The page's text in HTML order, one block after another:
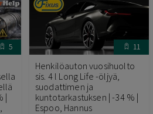
5
|
11
Henkilöauton vuosihuolto
sis. 4 l Long Life -öljyä,
suodattimen ja
kuntotarkastuksen | -34 % |
Espoo, Hannus